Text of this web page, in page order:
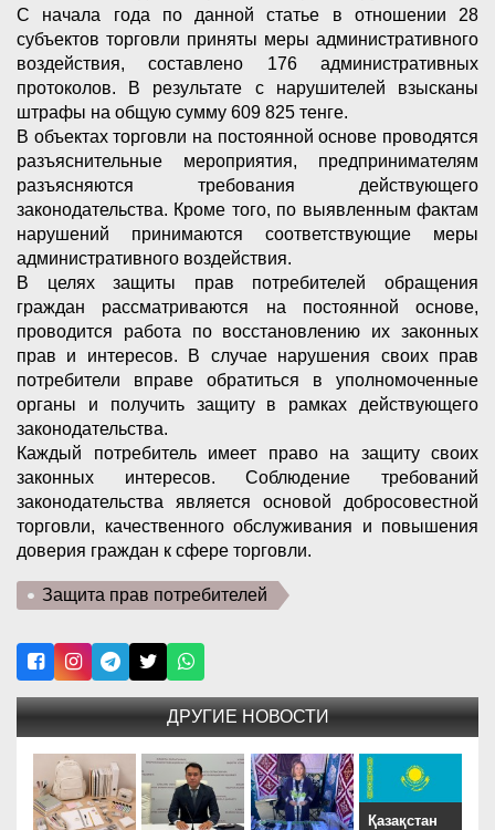
С начала года по данной статье в отношении 28
субъектов торговли приняты меры административного
воздействия, составлено 176 административных
протоколов. В результате с нарушителей взысканы
штрафы на общую сумму 609 825 тенге.
В объектах торговли на постоянной основе проводятся
разъяснительные мероприятия, предпринимателям
разъясняются требования действующего
законодательства. Кроме того, по выявленным фактам
нарушений принимаются соответствующие меры
административного воздействия.
В целях защиты прав потребителей обращения
граждан рассматриваются на постоянной основе,
проводится работа по восстановлению их законных
прав и интересов. В случае нарушения своих прав
потребители вправе обратиться в уполномоченные
органы и получить защиту в рамках действующего
законодательства.
Каждый потребитель имеет право на защиту своих
законных интересов. Соблюдение требований
законодательства является основой добросовестной
торговли, качественного обслуживания и повышения
доверия граждан к сфере торговли.
Защита прав потребителей
ДРУГИЕ НОВОСТИ
Қазақстан